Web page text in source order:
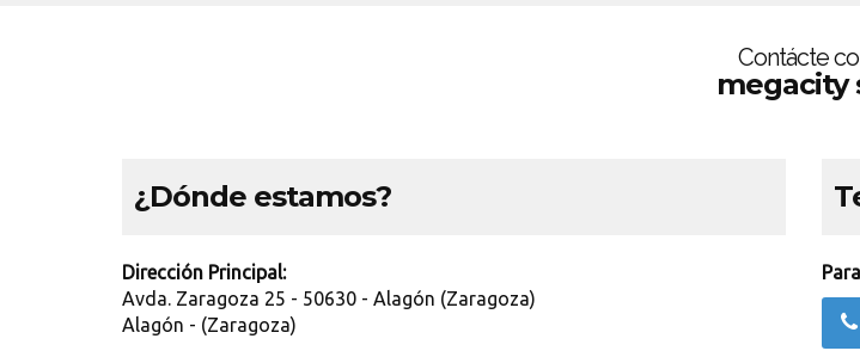
Contácte
megacity
¿Dónde estamos?
Dirección Principal:
Avda. Zaragoza 25 - 50630 - Alagón (Zaragoza)
Alagón - (Zaragoza)